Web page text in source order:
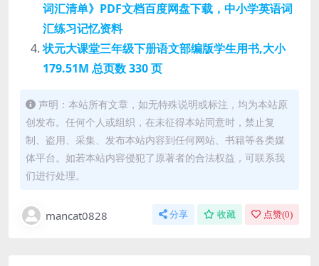
词汇清单》PDF文档百度网盘下载，中小学英语词
汇练习记忆资料
状元大课堂三年级下册语文部编版学生用书,大小
179.51M 总页数 330 页
声明：本站所有文章，如无特殊说明或标注，均为本站原
创发布。任何个人或组织，在未征得本站同意时，禁止复
制、盗用、采集、发布本站内容到任何网站、书籍等各类媒
体平台。如若本站内容侵犯了原著者的合法权益，可联系我
们进行处理。
mancat0828 分享 收藏 点赞(0)